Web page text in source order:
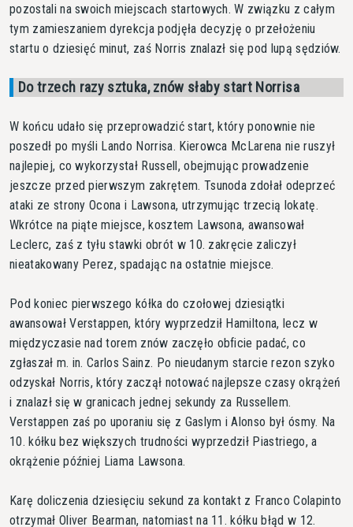
pozostali na swoich miejscach startowych. W związku z całym
tym zamieszaniem dyrekcja podjęła decyzję o przełożeniu
startu o dziesięć minut, zaś Norris znalazł się pod lupą sędziów.
Do trzech razy sztuka, znów słaby start Norrisa
W końcu udało się przeprowadzić start, który ponownie nie
poszedł po myśli Lando Norrisa. Kierowca McLarena nie ruszył
najlepiej, co wykorzystał Russell, obejmując prowadzenie
jeszcze przed pierwszym zakrętem. Tsunoda zdołał odeprzeć
ataki ze strony Ocona i Lawsona, utrzymując trzecią lokatę.
Wkrótce na piąte miejsce, kosztem Lawsona, awansował
Leclerc, zaś z tyłu stawki obrót w 10. zakręcie zaliczył
nieatakowany Perez, spadając na ostatnie miejsce.
Pod koniec pierwszego kółka do czołowej dziesiątki
awansował Verstappen, który wyprzedził Hamiltona, lecz w
międzyczasie nad torem znów zaczęło obficie padać, co
zgłaszał m. in. Carlos Sainz. Po nieudanym starcie rezon szyko
odzyskał Norris, który zaczął notować najlepsze czasy okrążeń
i znalazł się w granicach jednej sekundy za Russellem.
Verstappen zaś po uporaniu się z Gaslym i Alonso był ósmy. Na
10. kółku bez większych trudności wyprzedził Piastriego, a
okrążenie później Liama Lawsona.
Karę doliczenia dziesięciu sekund za kontakt z Franco Colapinto
otrzymał Oliver Bearman, natomiast na 11. kółku błąd w 12.